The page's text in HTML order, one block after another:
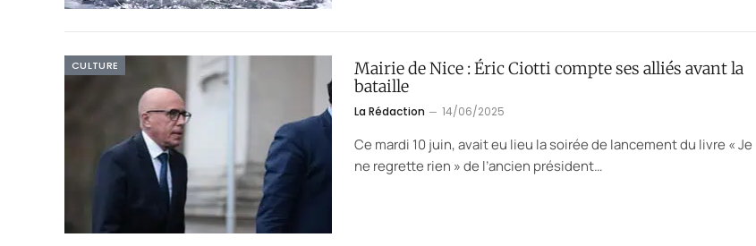
CULTURE
Mairie de Nice : Éric Ciotti compte ses alliés avant la
bataille
La Rédaction 14/06/2025
Ce mardi 10 juin, avait eu lieu la soirée de lancement du livre « Je
ne regrette rien » de l’ancien président…